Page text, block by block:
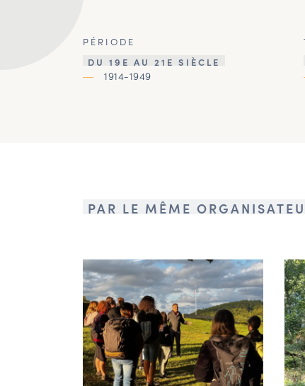
PÉRIODE
DU 19E AU 21E SIÈCLE
1914-1949
PAR LE MÊME